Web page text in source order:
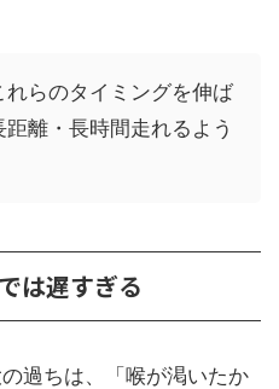
れらのタイミングを伸ば
離・長時間走れるよう
は遅すぎる
過ちは、「喉が渇いたか